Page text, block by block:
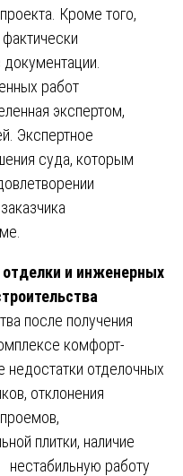
Кроме того,
работ
экспертом,
Экспертное
суда, которым
и инженерных
после получения
комфорт-
недостатки отделочных
отклонения
плитки, наличие
работу